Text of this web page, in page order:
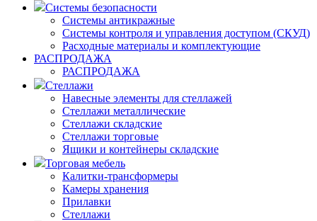
Системы безопасности
Системы антикражные
Системы контроля и управления доступом (СКУД)
Расходные материалы и комплектующие
РАСПРОДАЖА
РАСПРОДАЖА
Стеллажи
Навесные элементы для стеллажей
Стеллажи металлические
Стеллажи складские
Стеллажи торговые
Ящики и контейнеры складские
Торговая мебель
Калитки-трансформеры
Камеры хранения
Прилавки
Стеллажи